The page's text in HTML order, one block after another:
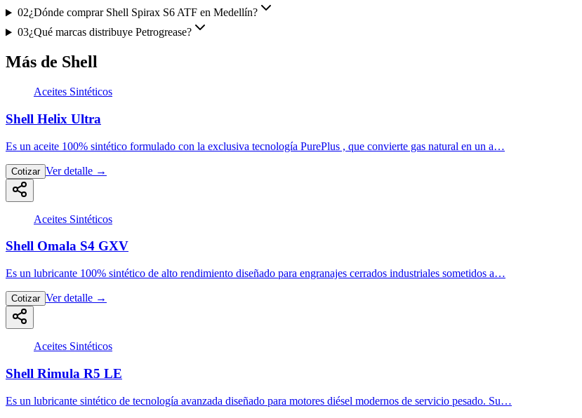
02¿Dónde comprar Shell Spirax S6 ATF en Medellín?
03¿Qué marcas distribuye Petrogrease?
Más de Shell
Aceites Sintéticos
Shell Helix Ultra
Es un aceite 100% sintético formulado con la exclusiva tecnología PurePlus , que convierte gas natural en un a…
Cotizar Ver detalle →
Aceites Sintéticos
Shell Omala S4 GXV
Es un lubricante 100% sintético de alto rendimiento diseñado para engranajes cerrados industriales sometidos a…
Cotizar Ver detalle →
Aceites Sintéticos
Shell Rimula R5 LE
Es un lubricante sintético de tecnología avanzada diseñado para motores diésel modernos de servicio pesado. Su…